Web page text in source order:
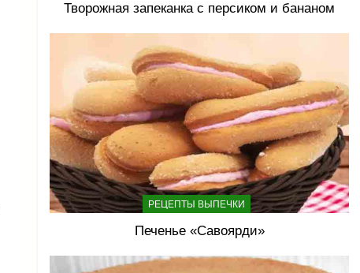
Творожная запеканка с персиком и бананом
РЕЦЕПТЫ ВЫПЕЧКИ
Печенье «Савоярди»